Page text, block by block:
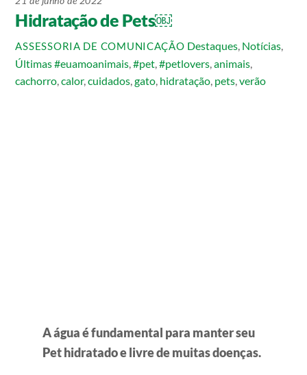
Hidratação de Pets￼
ASSESSORIA DE COMUNICAÇÃO Destaques, Notícias,
Últimas#euamoanimais,#pet,#petlovers,animais,
cachorro,calor,cuidados,gato, hidratação, pets,verão
A água é fundamental para manter seu
Pet hidratado e livre de muitas doenças.